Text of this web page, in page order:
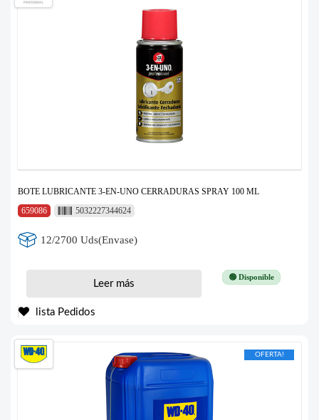
BOTE LUBRICANTE 3-EN-UNO CERRADURAS SPRAY 100 ML
659086
5032227344624
12/2700 Uds(Envase)
🟢 Disponible
Leer más
lista Pedidos
OFERTA!